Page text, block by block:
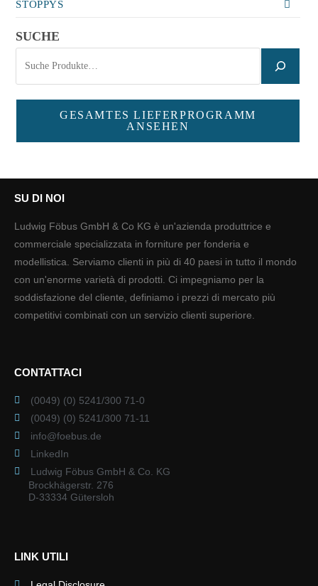
STOPPYS
SUCHE
GESAMTES LIEFERPROGRAMM
ANSEHEN
SU DI NOI
Ludwig Föbus GmbH & Co KG è un'azienda produttrice e
commerciale specializzata in forniture per fonderia e
modellistica. Serviamo clienti in più di 40 paesi in tutto il mondo
con un'enorme varietà di prodotti. Ci impegniamo per la
soddisfazione del cliente, definiamo i prezzi di mercato più
competitivi combinati con un servizio clienti superiore.
CONTATTACI
(0049) (0) 5241/300 71-0
(0049) (0) 5241/300 71-11
info@foebus.de
LinkedIn
Ludwig Föbus GmbH & Co. KG
Brockhägerstr. 276
D-33334 Gütersloh
LINK UTILI